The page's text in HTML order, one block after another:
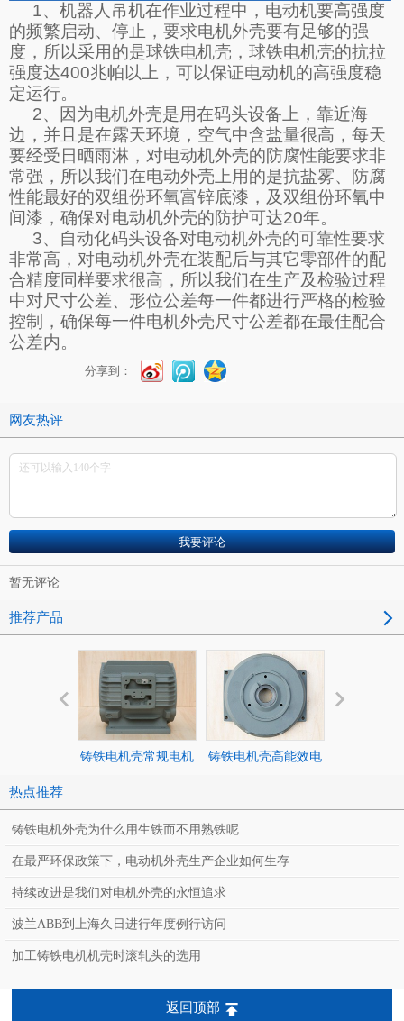
1、机器人吊机在作业过程中，电动机要高强度
的频繁启动、停止，要求电机外壳要有足够的强
度，所以采用的是球铁电机壳，球铁电机壳的抗拉
强度达400兆帕以上，可以保证电动机的高强度稳
定运行。
2、因为电机外壳是用在码头设备上，靠近海
边，并且是在露天环境，空气中含盐量很高，每天
要经受日晒雨淋，对电动机外壳的防腐性能要求非
常强，所以我们在电动外壳上用的是抗盐雾、防腐
性能最好的双组份环氧富锌底漆，及双组份环氧中
间漆，确保对电动机外壳的防护可达20年。
3、自动化码头设备对电动机外壳的可靠性要求
非常高，对电动机外壳在装配后与其它零部件的配
合精度同样要求很高，所以我们在生产及检验过程
中对尺寸公差、形位公差每一件都进行严格的检验
控制，确保每一件电机外壳尺寸公差都在最佳配合
公差内。
分享到：
网友热评
暂无评论
推荐产品
铸铁电机壳常规电机 铸铁电机壳高能效电
热点推荐
铸铁电机外壳为什么用生铁而不用熟铁呢
在最严环保政策下，电动机外壳生产企业如何生存
持续改进是我们对电机外壳的永恒追求
波兰ABB到上海久日进行年度例行访问
加工铸铁电机机壳时滚轧头的选用
返回顶部